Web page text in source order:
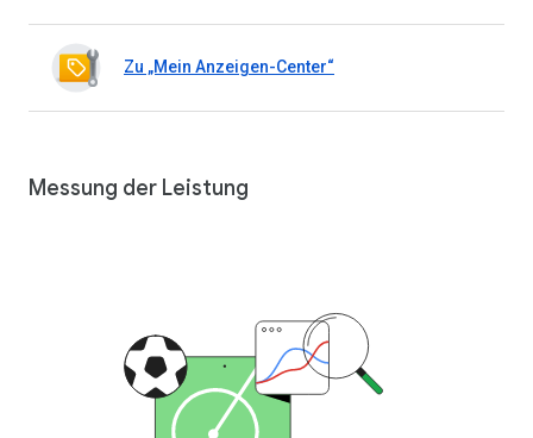
Zu „Mein Anzeigen-Center“
Messung der Leistung